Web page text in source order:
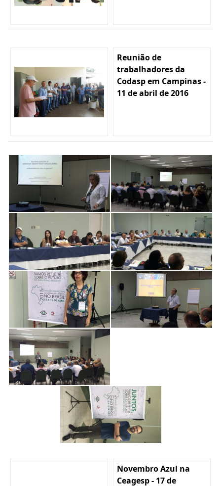
Reunião de
trabalhadores da
Codasp em Campinas -
11 de abril de 2016
Novembro Azul na
Ceagesp - 17 de